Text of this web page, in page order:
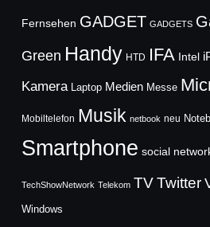
Fernsehen GADGET GADGETS
Green Handy HTD IFA Intel
Kamera Laptop Medien Messe
Mobiltelefon Musik netbook neu
Smartphone social
TechShowNetwork Telekom TVTwitter
Windows